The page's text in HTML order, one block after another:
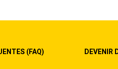
(FAQ) DEVENIR